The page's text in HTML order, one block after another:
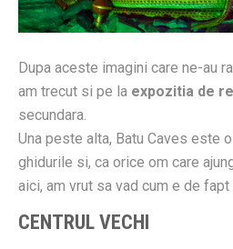
Dupa aceste imagini care ne-au
am trecut si pe la expozitia de
secundara.
Una peste alta, Batu Caves este
ghidurile si, ca orice om care
aici, am vrut sa vad cum e de fapt
CENTRUL VECHI